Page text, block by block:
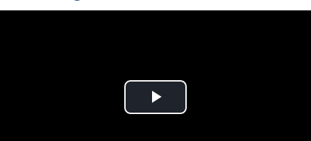
Play Video